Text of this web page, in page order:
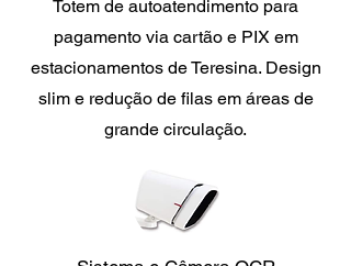
Totem de autoatendimento para
pagamento via cartão e PIX em
estacionamentos de Teresina. Design
slim e redução de filas em áreas de
grande circulação.